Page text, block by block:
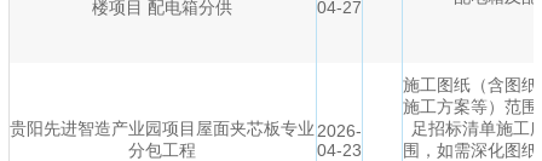
楼项目 配电箱分供
04-27
贵阳先进智造产业园项目屋面夹芯板专业
分包工程
2026-
04-23
施工图纸（含图
施工方案等）范
足招标清单施工
围，如需深化图